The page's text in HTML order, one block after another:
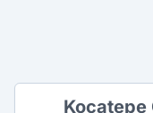
Kocatepe